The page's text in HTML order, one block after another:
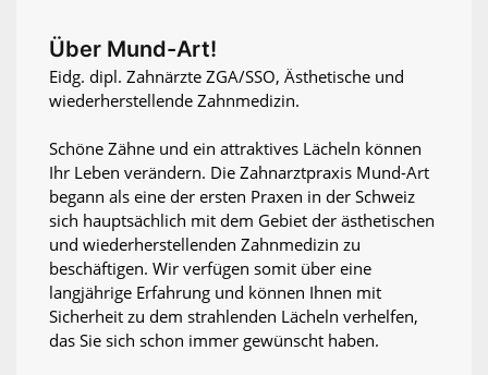
Über Mund-Art!
Eidg. dipl. Zahnärzte ZGA/SSO, Ästhetische und
wiederherstellende Zahnmedizin.
Schöne Zähne und ein attraktives Lächeln können
Ihr Leben verändern. Die Zahnarztpraxis Mund-Art
begann als eine der ersten Praxen in der Schweiz
sich hauptsächlich mit dem Gebiet der ästhetischen
und wiederherstellenden Zahnmedizin zu
beschäftigen. Wir verfügen somit über eine
langjährige Erfahrung und können Ihnen mit
Sicherheit zu dem strahlenden Lächeln verhelfen,
das Sie sich schon immer gewünscht haben.